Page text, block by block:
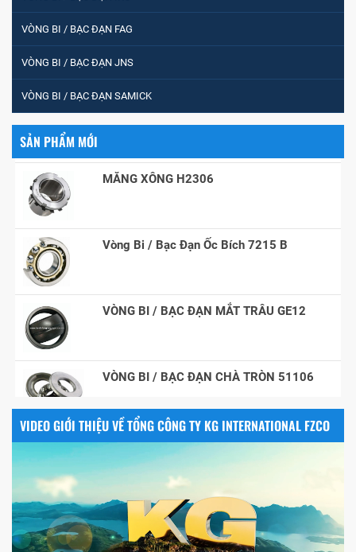
VÒNG BI / BẠC ĐẠN FAG
VÒNG BI / BẠC ĐẠN JNS
VÒNG BI / BẠC ĐẠN SAMICK
SẢN PHẨM MỚI
VÒNG BI / BẠC ĐẠN CHÀ TRÒN 51105
VÒNG BI / BẠC ĐẠN CỐT BƠM NƯỚC
MĂNG XÔNG H2306
Vòng Bi / Bạc Đạn Ốc Bích 7215 B
VÒNG BI / BẠC ĐẠN MẮT TRÂU GE12
VÒNG BI / BẠC ĐẠN CHÀ TRÒN 51106
VÒNG BI / BẠC ĐẠN NHÀO CÀ NA 24134
Vòng bi / Bạc đạn tròn : 698
VIDEO GIỚI THIỆU VỀ TỔNG CÔNG TY KG INTERNATIONAL FZCO